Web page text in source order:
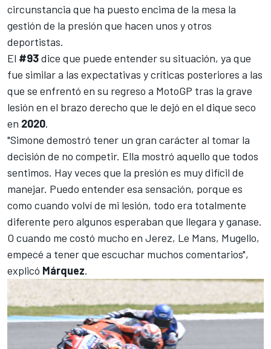
circunstancia que ha puesto encima de la mesa la
gestión de la presión que hacen unos y otros
deportistas.
El #93dice que puede entender su situación, ya que
fue similar a las expectativas y críticas posteriores a las
que se enfrentó en su regreso a MotoGP tras la grave
lesión en el brazo derecho que le dejó en el dique seco
en 2020.
"Simone demostró tener un gran carácter al tomar la
decisión de no competir. Ella mostró aquello que todos
sentimos. Hay veces que la presión es muy difícil de
manejar. Puedo entender esa sensación, porque es
como cuando volví de mi lesión, todo era totalmente
diferente pero algunos esperaban que llegara y ganase.
O cuando me costó mucho en Jerez, Le Mans, Mugello,
empecé a tener que escuchar muchos comentarios",
explicó Márquez.